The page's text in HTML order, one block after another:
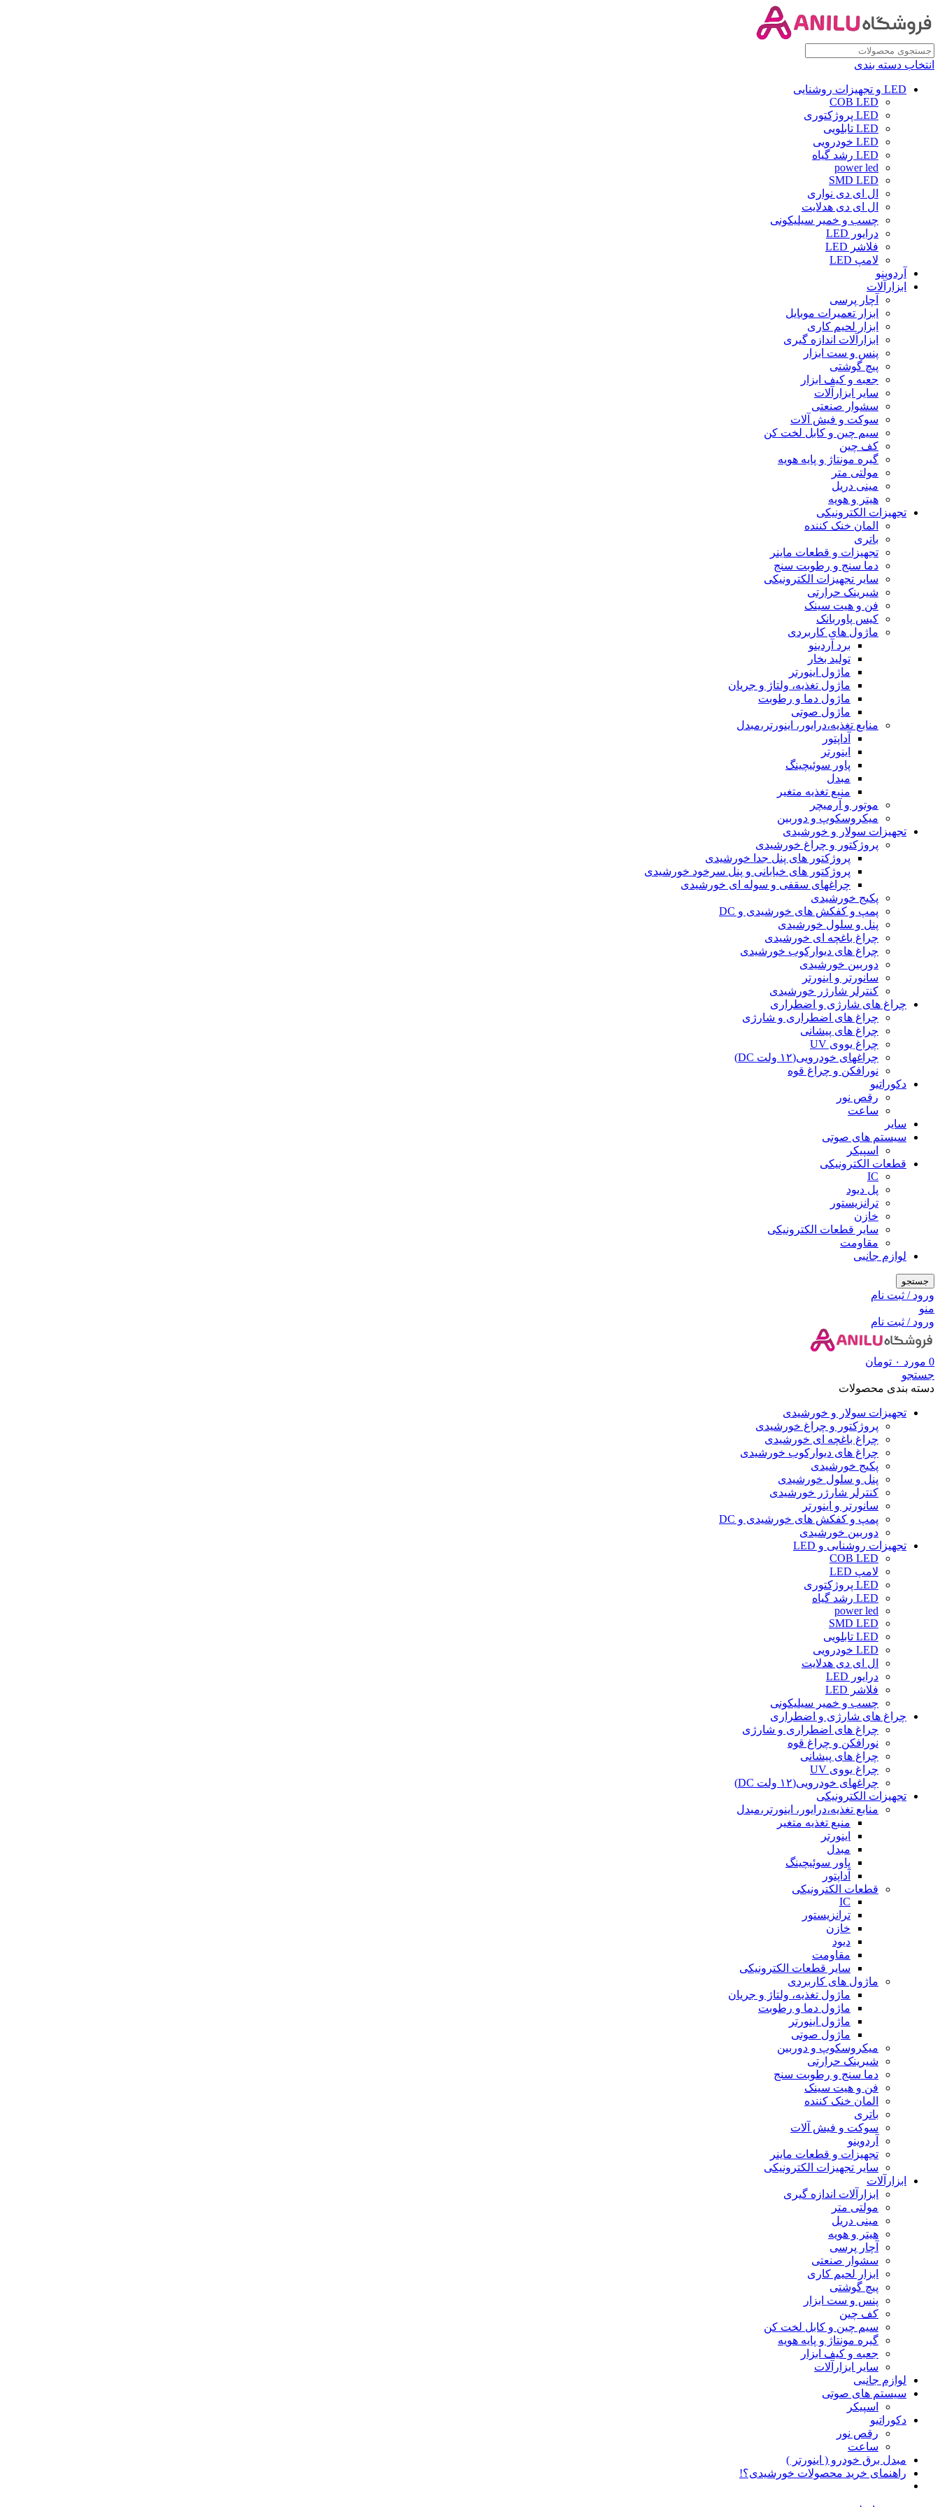
انتخاب دسته بندی
LED و تجهیزات روشنایی
COB LED
LED پروژکتوری
LED تابلویی
LED خودرویی
LED رشد گیاه
power led
SMD LED
ال ای دی نواری
ال ای دی هدلایت
چسب و خمیر سیلیکونی
درایور LED
فلاشر LED
لامپ LED
آردوینو
ابزارآلات
آچار پرسی
ابزار تعمیرات موبایل
ابزار لحیم کاری
ابزارآلات اندازه گیری
پنس و ست ابزار
پیچ گوشتی
جعبه و کیف ابزار
سایر ابزارآلات
سشوار صنعتی
سوکت و فیش آلات
سیم چین و کابل لخت کن
کف چین
گیره مونتاژ و پایه هویه
مولتی متر
مینی دریل
هیتر و هویه
تجهیزات الکترونیکی
المان خنک کننده
باتری
تجهیزات و قطعات ماینر
دما سنج و رطوبت سنج
سایر تجهیزات الکترونیکی
شیرینک حرارتی
فن و هیت سینک
کیس پاوربانک
ماژول های کاربردی
برد آردینو
تولید بخار
ماژول اینورتر
ماژول تغذیه، ولتاژ و جریان
ماژول دما و رطوبت
ماژول صوتی
منابع تغذیه،درایور، اینورتر،مبدل
آداپتور
اینورتر
پاور سوئیچینگ
مبدل
منبع تغذیه متغیر
موتور و آرمیچر
میکروسکوپ و دوربین
تجهیزات سولار و خورشیدی
پروژکتور و چراغ خورشیدی
پروژکتور های پنل جدا خورشیدی
پروژکتور های خیابانی و پنل سرخود خورشیدی
چراغهای سقفی و سوله ای خورشیدی
پکیج خورشیدی
پمپ و کفکش های خورشیدی و DC
پنل و سلول خورشیدی
چراغ باغچه ای خورشیدی
چراغ های دیوارکوب خورشیدی
دوربین خورشیدی
سانورتر و اینورتر
کنترلر شارژر خورشیدی
چراغ های شارژی و اضطراری
چراغ های اضطراری و شارژی
چراغ های پیشانی
چراغ یووی UV
چراغهای خودرویی(۱۲ ولت DC)
نورافکن و چراغ قوه
دکوراتیو
رقص نور
ساعت
سایر
سیستم های صوتی
اسپیکر
قطعات الکترونیکی
IC
پل دیود
ترانزیستور
خازن
سایر قطعات الکترونیکی
مقاومت
لوازم جانبی
جستجو
ورود / ثبت نام
منو
ورود / ثبت نام
0 مورد ۰ تومان
جستجو
دسته بندی محصولات
تجهیزات سولار و خورشیدی
پروژکتور و چراغ خورشیدی
چراغ باغچه ای خورشیدی
چراغ های دیوارکوب خورشیدی
پکیج خورشیدی
پنل و سلول خورشیدی
کنترلر شارژر خورشیدی
سانورتر و اینورتر
پمپ و کفکش های خورشیدی و DC
دوربین خورشیدی
تجهیزات روشنایی و LED
COB LED
لامپ LED
LED پروژکتوری
LED رشد گیاه
power led
SMD LED
LED تابلویی
LED خودرویی
ال ای دی هدلایت
درایور LED
فلاشر LED
چسب و خمیر سیلیکونی
چراغ های شارژی و اضطراری
چراغ های اضطراری و شارژی
نورافکن و چراغ قوه
چراغ های پیشانی
چراغ یووی UV
چراغهای خودرویی(۱۲ ولت DC)
تجهیزات الکترونیکی
منابع تغذیه،درایور، اینورتر،مبدل
منبع تغذیه متغیر
اینورتر
مبدل
پاور سوئیچینگ
آداپتور
قطعات الکترونیکی
IC
ترانزیستور
خازن
دیود
مقاومت
سایر قطعات الکترونیکی
ماژول های کاربردی
ماژول تغذیه، ولتاژ و جریان
ماژول دما و رطوبت
ماژول اینورتر
ماژول صوتی
میکروسکوپ و دوربین
شیرینک حرارتی
دما سنج و رطوبت سنج
فن و هیت سینک
المان خنک کننده
باتری
سوکت و فیش آلات
آردوینو
تجهیزات و قطعات ماینر
سایر تجهیزات الکترونیکی
ابزارآلات
ابزارآلات اندازه گیری
مولتی متر
مینی دریل
هیتر و هویه
آچار پرسی
سشوار صنعتی
ابزار لحیم کاری
پیچ گوشتی
پنس و ست ابزار
کف چین
سیم چین و کابل لخت کن
گیره مونتاژ و پایه هویه
جعبه و کیف ابزار
سایر ابزارآلات
لوازم جانبی
سیستم های صوتی
اسپیکر
دکوراتیو
رقص نور
ساعت
مبدل برق خودرو ( اینورتر )
راهنمای خرید محصولات خورشیدی؟!